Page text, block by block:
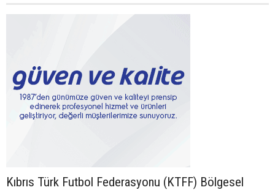
Kıbrıs Türk Futbol Federasyonu (KTFF) Bölgesel